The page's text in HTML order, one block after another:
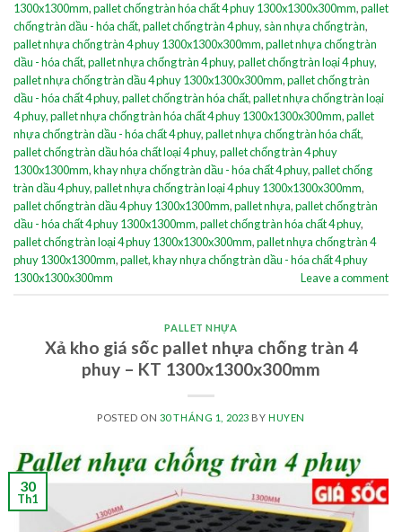
1300x1300mm,pallet chống tràn hóa chất 4 phuy 1300x1300x300mm,pallet
chống tràn dầu - hóa chất,pallet chống tràn 4 phuy, sàn nhựa chống tràn,
pallet nhựa chống tràn 4 phuy 1300x1300x300mm,pallet nhựa chống tràn
dầu - hóa chất,pallet nhựa chống tràn 4 phuy,pallet chống tràn loại 4 phuy,
pallet nhựa chống tràn dầu 4 phuy 1300x1300x300mm,pallet chống tràn
dầu - hóa chất 4 phuy,pallet chống tràn hóa chất,pallet nhựa chống tràn loại
4 phuy,pallet nhựa chống tràn hóa chất 4 phuy 1300x1300x300mm,pallet
nhựa chống tràn dầu - hóa chất 4 phuy,pallet nhựa chống tràn hóa chất,
pallet chống tràn dầu hóa chất loại 4 phuy,pallet chống tràn 4 phuy
1300x1300mm,khay nhựa chống tràn dầu - hóa chất 4 phuy,pallet chống
tràn dầu 4 phuy,pallet nhựa chống tràn loại 4 phuy 1300x1300x300mm,
pallet chống tràn dầu 4 phuy 1300x1300mm,pallet nhựa,pallet chống tràn
dầu - hóa chất 4 phuy 1300x1300mm,pallet chống tràn hóa chất 4 phuy,
pallet chống tràn loại 4 phuy 1300x1300x300mm,pallet nhựa chống tràn 4
phuy 1300x1300mm,pallet,khay nhựa chống tràn dầu - hóa chất 4 phuy
1300x1300x300mm
Leave a comment
PALLET NHỰA
Xả kho giá sốc pallet nhựa chống tràn 4
phuy – KT 1300x1300x300mm
POSTED ON 30 THÁNG 1, 2023 BY HUYEN
30
Th1